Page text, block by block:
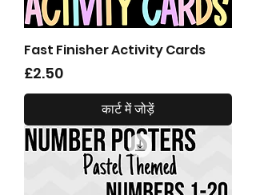
Fast Finisher Activity Cards
मूल्य
£2.50
कार्ट में जोड़ें